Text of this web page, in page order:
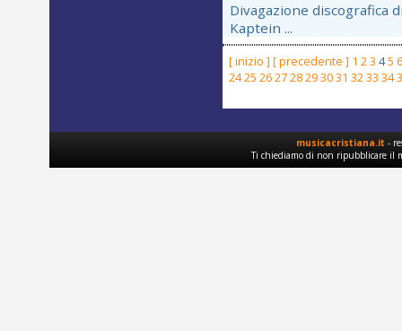
Divagazione discografica
Kaptein ...
[ inizio ] [ precedente ] 1 23 45 6
2425 262728293031 3233 34
musicacristiana.it -
Ti chiediamo di non ripubblicare il